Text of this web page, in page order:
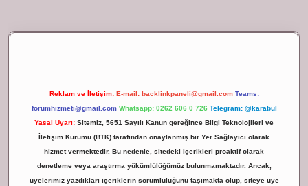
Reklam ve İletişim: E-mail: backlinkpaneli@gmail.com Teams:
forumhizmeti@gmail.com Whatsapp: 0262 606 0 726 Telegram: @karabul
Yasal Uyarı: Sitemiz, 5651 Sayılı Kanun gereğince Bilgi Teknolojileri ve
İletişim Kurumu (BTK) tarafından onaylanmış bir Yer Sağlayıcı olarak
hizmet vermektedir. Bu nedenle, sitedeki içerikleri proaktif olarak
denetleme veya araştırma yükümlülüğümüz bulunmamaktadır. Ancak,
üyelerimiz yazdıkları içeriklerin sorumluluğunu taşımakta olup, siteye üye